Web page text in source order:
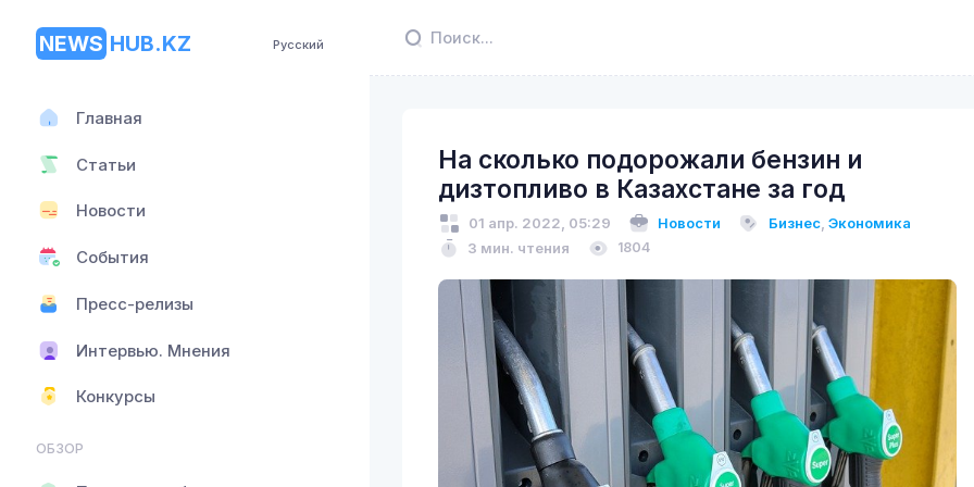
NEWS HUB.KZ Русский
Главная
Статьи
Новости
События
Пресс-релизы
Интервью. Мнения
Конкурсы
ОБЗОР
На сколько подорожали бензин и
дизтопливо в Казахстане за год
01 апр. 2022, 05:29 Новости Бизнес, Экономика
3 мин. чтения
1804